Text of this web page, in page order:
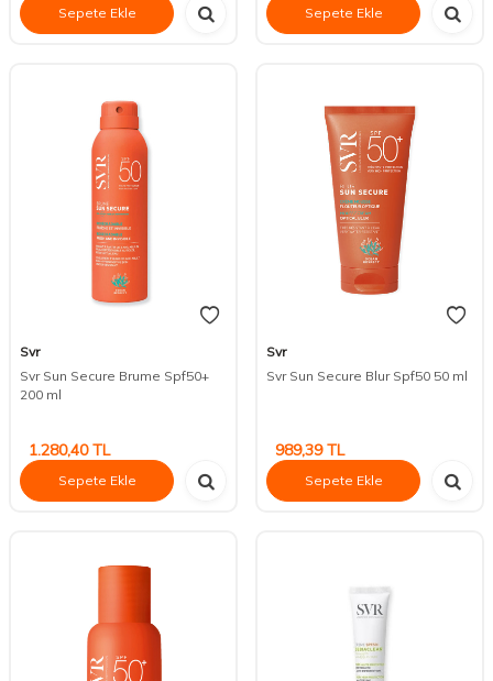
Sepete Ekle Sepete Ekle
Svr
Svr Sun Secure Brume Spf50+
200 ml
1.280,40TL
Sepete Ekle
Svr
Svr Sun Secure Blur Spf50 50 ml
989,39TL
Sepete Ekle